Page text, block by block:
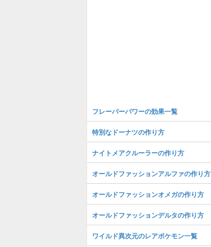
フレーバーパワーの効果一覧
特別なドーナツの作り方
ナイトメアクルーラーの作り方
オールドファッションアルファの作り方
オールドファッションオメガの作り方
オールドファッションデルタの作り方
ワイルド異次元のレアポケモン一覧